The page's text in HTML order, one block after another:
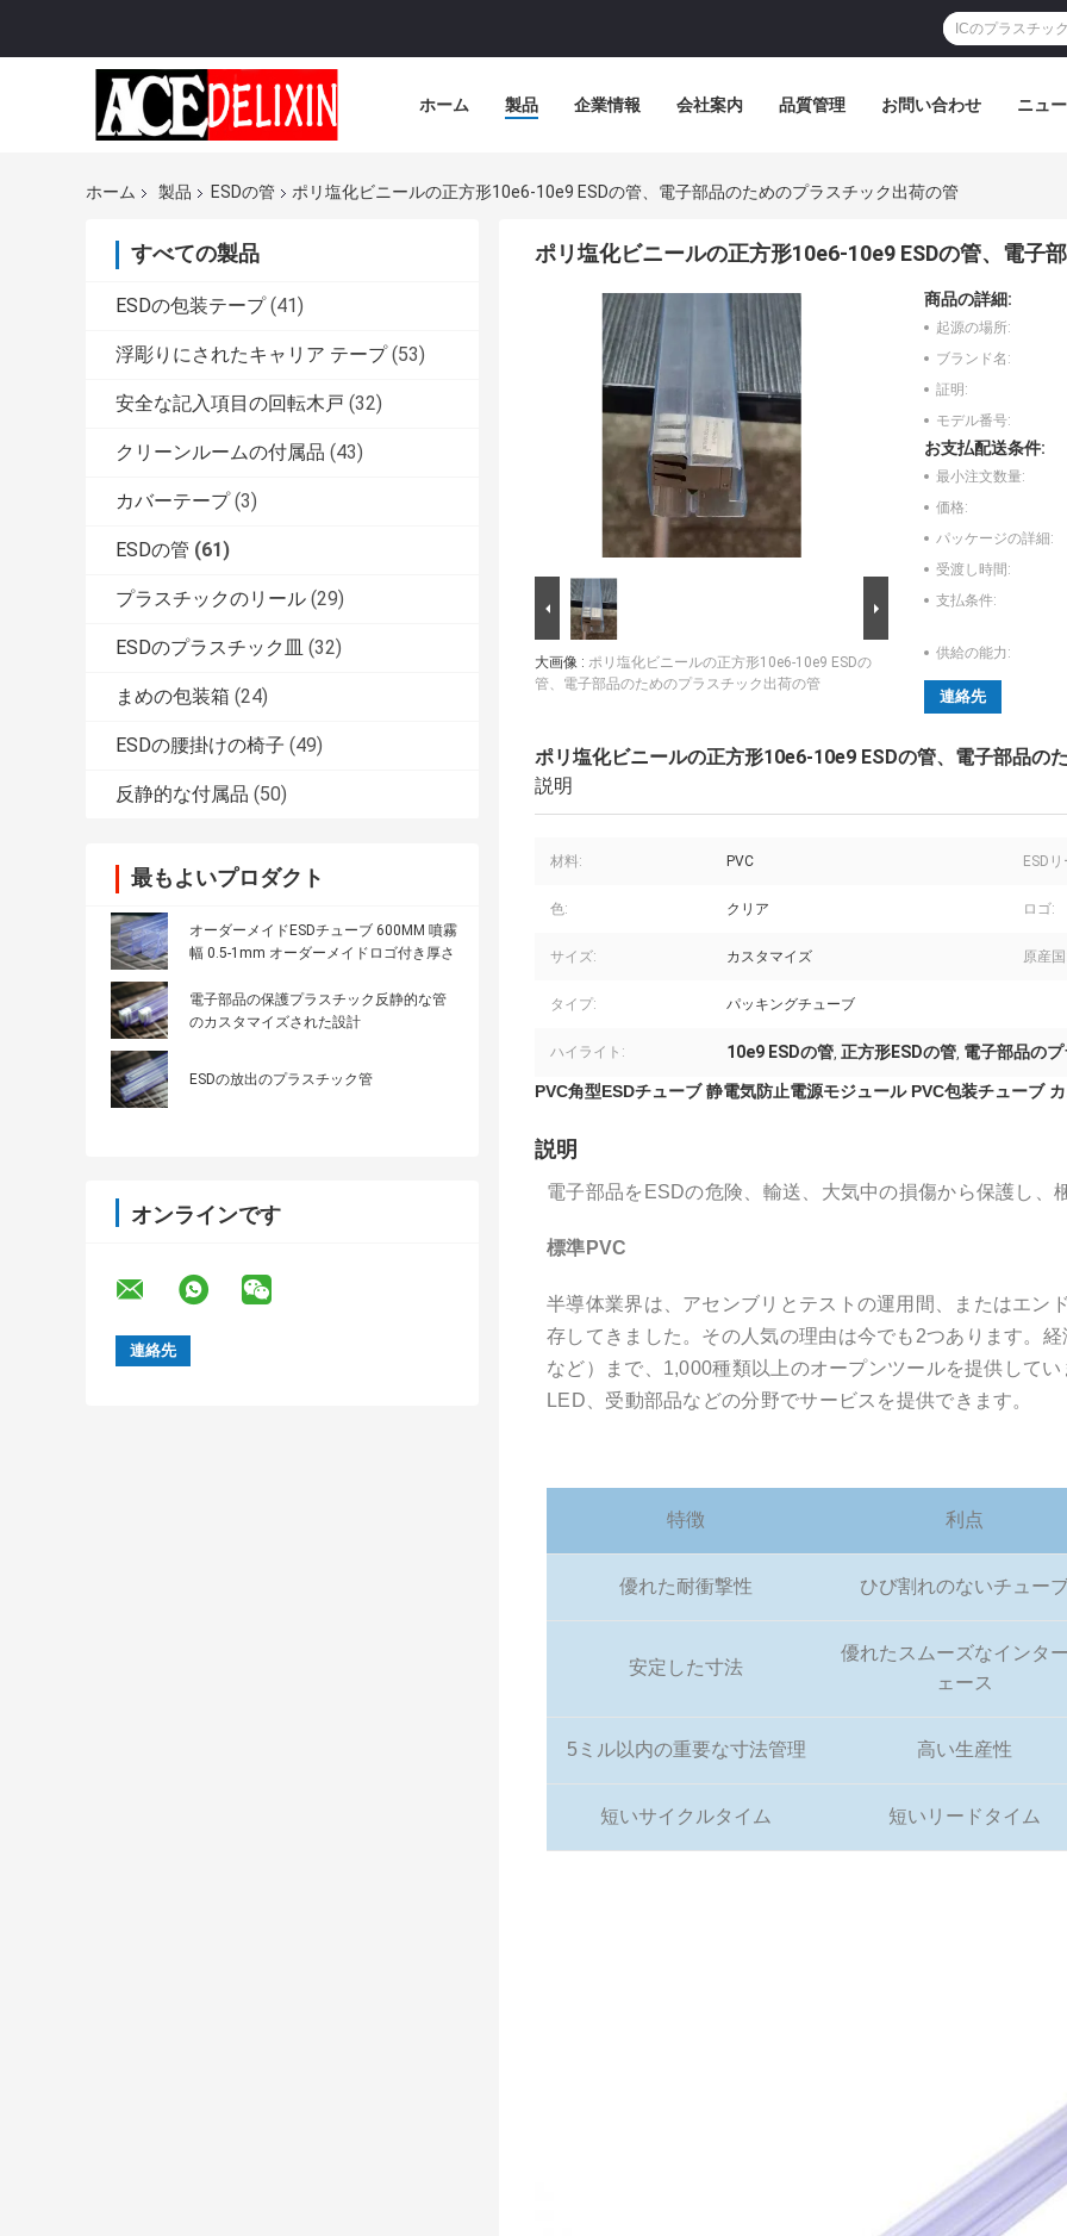
ホーム 製品 企業情報 会社案内 品質管理 お問い合わせ ニュ
ホーム 製品 ESDの管 ポリ塩化ビニールの正方形10e6-10e9 ESDの管、電子部品のためのプラスチック出荷の管
すべての製品
ESDの包装テープ (41)
浮彫りにされたキャリア テープ (53)
安全な記入項目の回転木戸 (32)
クリーンルームの付属品 (43)
カバーテープ (3)
ESDの管 (61)
プラスチックのリール (29)
ESDのプラスチック皿 (32)
まめの包装箱 (24)
ESDの腰掛けの椅子 (49)
反静的な付属品 (50)
最もよいプロダクト
オーダーメイドESDチューブ 600MM 噴霧
幅 0.5-1mm オーダーメイドロゴ付き厚さ
電子部品の保護プラスチック反静的な管
のカスタマイズされた設計
ESDの放出のプラスチック管
オンラインです
ポリ塩化ビニールの正方形10e6-10e9 ESDの管、電子
大画像 : ポリ塩化ビニールの正方形10e6-10e9 ESDの
管、電子部品のためのプラスチック出荷の管
商品の詳細:
起源の場所:
ブランド名:
証明:
モデル番号:
お支払配送条件:
最小注文数量:
価格:
パッケージの詳細:
受渡し時間:
支払条件:
供給の能力:
連絡先
ポリ塩化ビニールの正方形10e6-10e9 ESDの管、電子部品の
説明
材料: PVC ESD
色: クリア ロゴ:
サイズ: カスタマイズ 原産
タイプ: パッキングチューブ
ハイライト: 10e9 ESDの管, 正方形ESDの管, 電子部品の
PVC角型ESDチューブ 静電気防止電源モジュール PVC包装チューブ
説明
電子部品をESDの危険、輸送、大気中の損傷から保護し
標準PVC
半導体業界は、アセンブリとテストの運用間、またはエ
存してきました。その人気の理由は今でも2つあります。
など）まで、1,000種類以上のオープンツールを提供して
LED、受動部品などの分野でサービスを提供できます。
特徴 利点
優れた耐衝撃性 ひび割れのないチュー
安定した寸法
優れたスムーズなインタ
ェース
5ミル以内の重要な寸法管理 高い生産性
短いサイクルタイム 短いリードタイム